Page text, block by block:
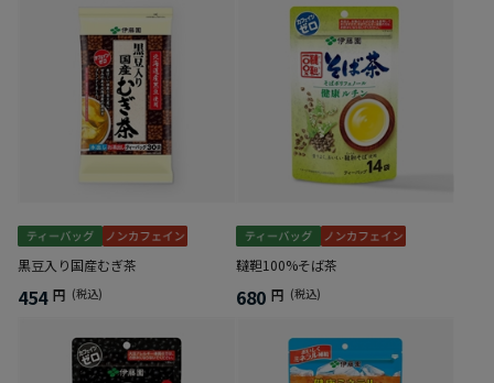
黒豆入り国産むぎ茶
454 円 (税込)
韃靼100%そば茶
680 円 (税込)